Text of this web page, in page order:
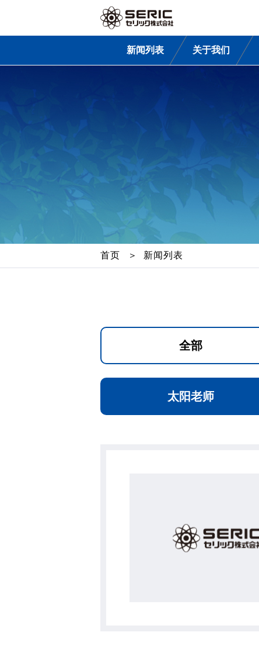
新闻列表 关于我们
首页 新闻列表
全部
太阳老师